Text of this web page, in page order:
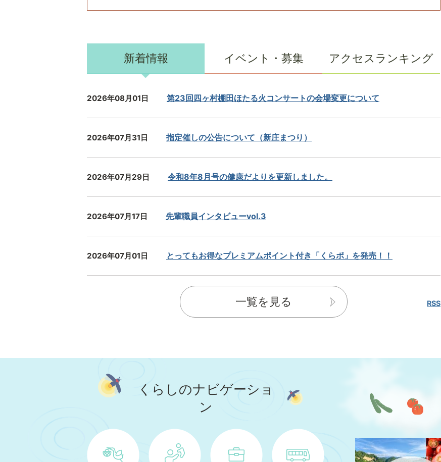
新着情報 イベント・募集 アクセス ランキング
情
2026年08月01日 第23回四ヶ村棚田ほたる火コンサートの会場変更について
2026年07月31日 指定催しの公告について（新庄まつり）
2026年07月29日 令和8年8月号の健康だよりを更新しました。
2026年07月17日 先輩職員インタビューvol.3
2026年07月01日 とってもお得なプレミアムポイント付き「くらポ」を発売！！
備蓄品の保有状況
2026年06月23日 大蔵村納涼花火大会
一覧を見る RSS
くらしのナビゲーショ
ン
枚
枚
3
枚